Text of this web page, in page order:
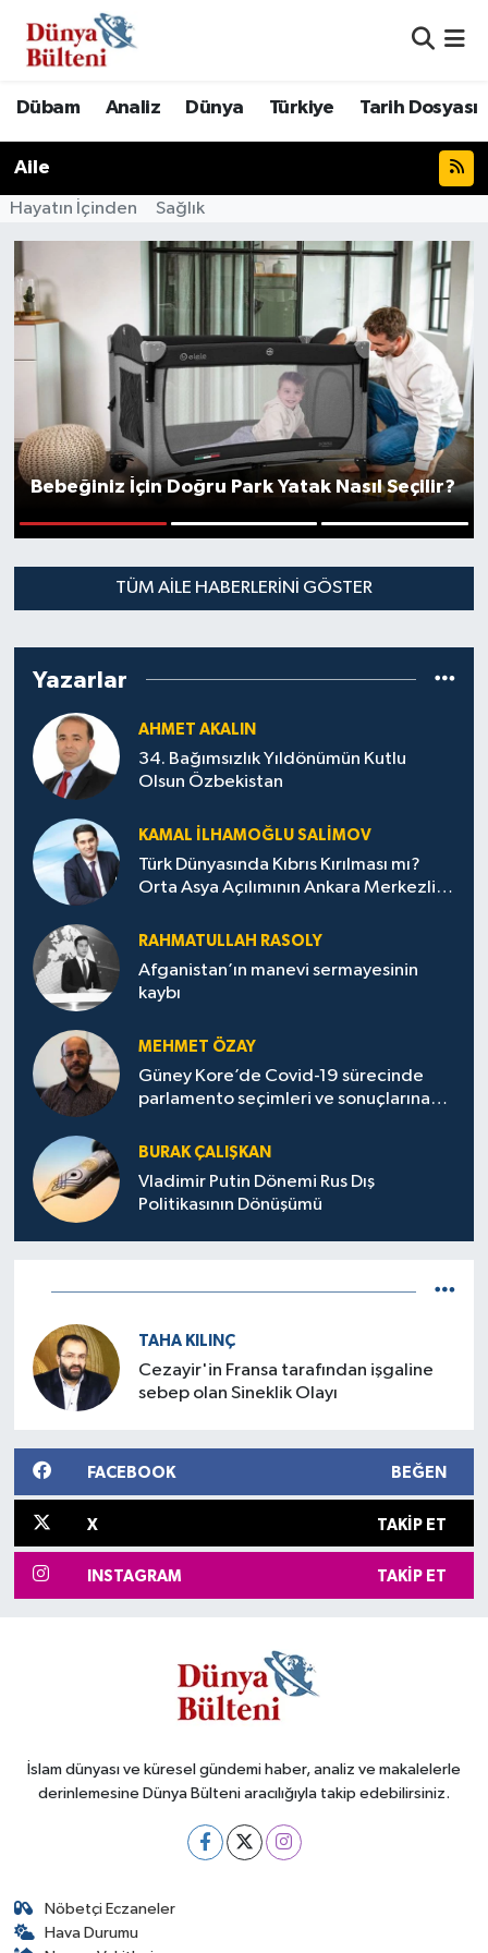
Dübam Analiz Dünya Türkiye Tarih Dosyası
Aile
Hayatın İçinden Sağlık
Bebeğiniz İçin Doğru Park Yatak Nasıl Seçilir?
TÜM AILE HABERLERINI GÖSTER
Yazarlar
AHMET AKALIN
34. Bağımsızlık Yıldönümün Kutlu
Olsun Özbekistan
KAMAL İLHAMOĞLU SALIMOV
Türk Dünyasında Kıbrıs Kırılması mı?
Orta Asya Açılımının Ankara Merkezli
RAHMATULLAH RASOLY
Afganistan’ın manevi sermayesinin
kaybı
MEHMET ÖZAY
Güney Kore’de Covid-19 sürecinde
parlamento seçimleri ve sonuçlarına
BURAK ÇALIŞKAN
Vladimir Putin Dönemi Rus Dış
Politikasının Dönüşümü
TAHA KILINÇ
Cezayir'in Fransa tarafından işgaline
sebep olan Sineklik Olayı
FACEBOOK BEĞEN
X TAKIP ET
INSTAGRAM TAKIP ET
İslam dünyası ve küresel gündemi haber, analiz ve makalelerle
derinlemesine Dünya Bülteni aracılığıyla takip edebilirsiniz.
Nöbetçi Eczaneler
Hava Durumu
Hava Durumu
Namaz Vakitleri
Trafik Durumu
Süper Lig Puan Durumu ve Fikstür
Tüm Manşetler
Son Dakika Haberleri
Haber Arşivi